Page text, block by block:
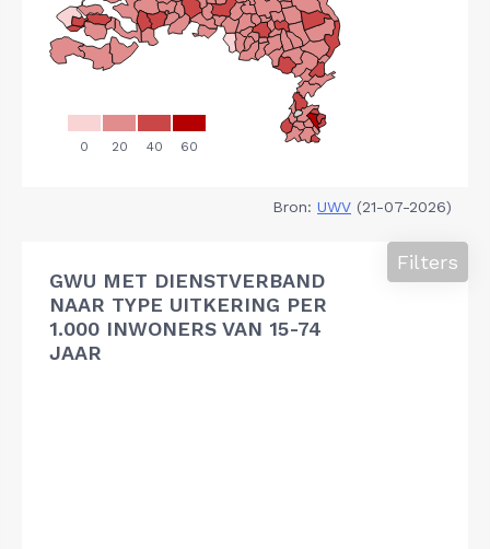
Bron: UWV (21-07-2026)
GWU MET DIENSTVERBAND
NAAR TYPE UITKERING PER
1.000 INWONERS VAN 15-74
JAAR
Filters